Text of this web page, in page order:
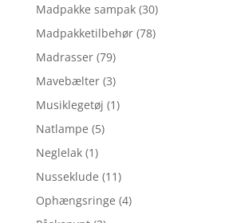
Madpakke sampak (30)
Madpakketilbehør (78)
Madrasser (79)
Mavebælter (3)
Musiklegetøj (1)
Natlampe (5)
Neglelak (1)
Nusseklude (11)
Ophængsringe (4)